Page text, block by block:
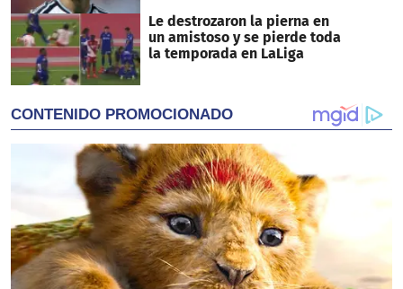
Le destrozaron la pierna en
un amistoso y se pierde toda
la temporada en LaLiga